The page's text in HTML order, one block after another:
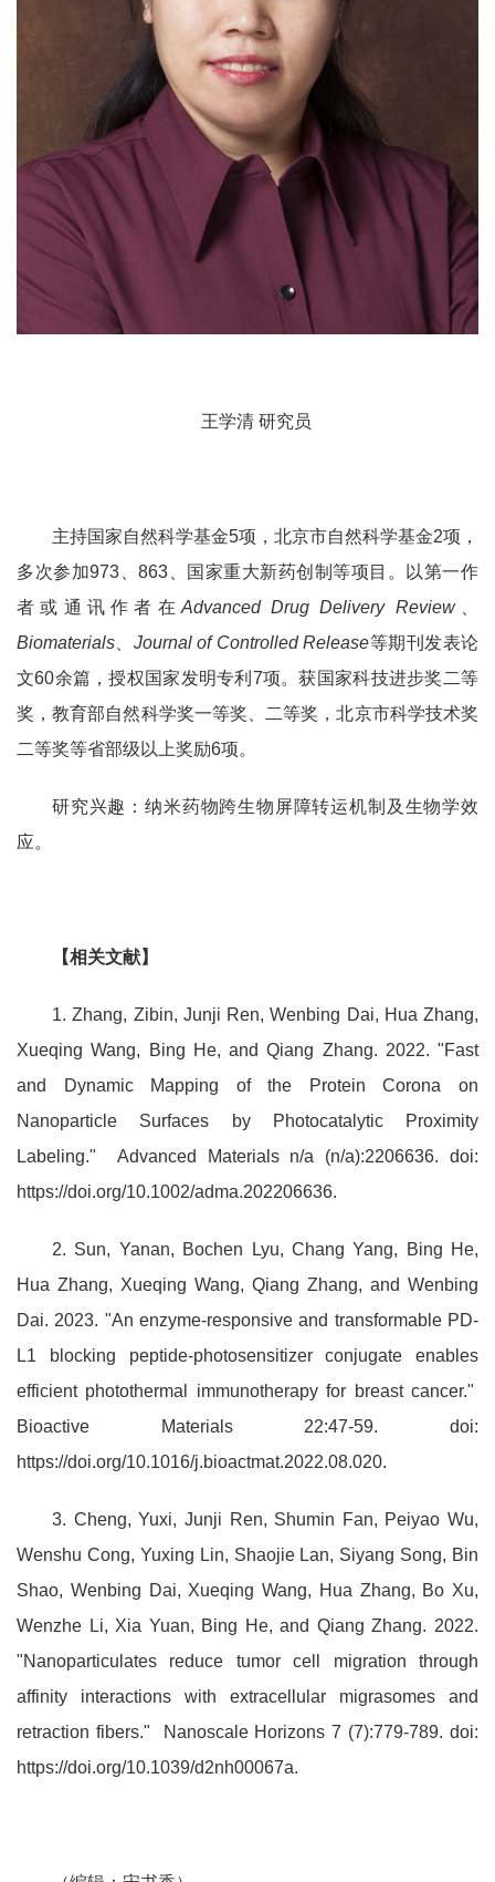
王学清 研究员
主持国家自然科学基金5项，北京市自然科学基金2项，
多次参加973、863、国家重大新药创制等项目。以第一作
者或通讯作者在Advanced Drug Delivery Review、
Biomaterials、 Journal of Controlled Release等期刊发表论
文60余篇，授权国家发明专利 7项。获国家科技进步奖二等
奖，教育部自然科学奖一等奖、二等奖，北京市科学技术奖
二等奖等省部级以上奖励6项。
研究兴趣：纳米药物跨生物屏障转运机制及生物学效
应。
【相关文献】
1. Zhang, Zibin, Junji Ren, Wenbing Dai, Hua Zhang,
Xueqing Wang, Bing He, and Qiang Zhang. 2022. "Fast
and Dynamic Mapping of the Protein Corona on
Nanoparticle Surfaces by Photocatalytic Proximity
Labeling."
Advanced Materials n/a (n/a):2206636. doi:
https://doi.org/10.1002/adma.202206636.
2. Sun, Yanan, Bochen Lyu, Chang Yang, Bing He,
Hua Zhang, Xueqing Wang, Qiang Zhang, and Wenbing
Dai. 2023. "An enzyme-responsive and transformable PD-
L1 blocking peptide-photosensitizer conjugate enables
efficient photothermal immunotherapy for breast cancer."
Bioactive Materials 22:47-59. doi:
https://doi.org/10.1016/j.bioactmat.2022.08.020.
3. Cheng, Yuxi, Junji Ren, Shumin Fan, Peiyao Wu,
Wenshu Cong, Yuxing Lin, Shaojie Lan, Siyang Song, Bin
Shao, Wenbing Dai, Xueqing Wang, Hua Zhang, Bo Xu,
Wenzhe Li, Xia Yuan, Bing He, and Qiang Zhang. 2022.
"Nanoparticulates reduce tumor cell migration through
affinity interactions with extracellular migrasomes and
retraction fibers."
Nanoscale Horizons 7 (7):779-789. doi:
https://doi.org/10.1039/d2nh00067a.